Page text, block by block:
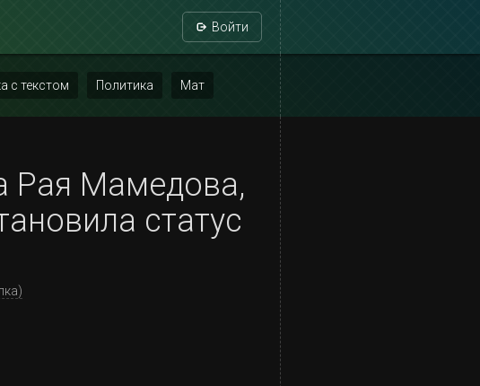
Войти
с текстом Политика Мат
Рая Мамедова,
статус